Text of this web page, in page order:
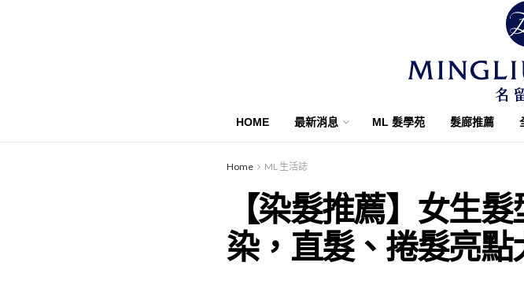
HOME 最新消息 ML 髮學苑 髮廊推薦
Home ML 生活誌
【染髮推薦】女生
染，直髮、捲髮亮點